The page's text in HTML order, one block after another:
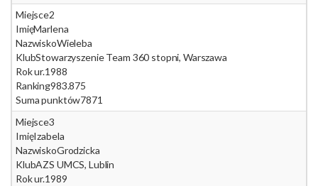
Miejsce2
ImięMarlena
NazwiskoWieleba
KlubStowarzyszenie Team 360 stopni, Warszawa
Rok ur.1988
Ranking983.875
Suma punktów7871
Miejsce3
ImięIzabela
NazwiskoGrodzicka
KlubAZS UMCS, Lublin
Rok ur.1989